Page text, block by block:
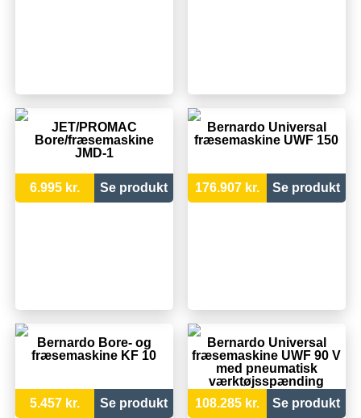
JET/PROMAC
Bore/fræsemaskine
JMD-1
6.995 kr. Se produkt
Bernardo Universal
fræsemaskine UWF 150
176.907 kr. Se produkt
Bernardo Bore- og
fræsemaskine KF 10
5.457 kr. Se produkt
Bernardo Universal
fræsemaskine UWF 90 V
med pneumatisk
værktøjsspænding
108.285 kr.
Se produkt